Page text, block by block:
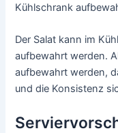
Kühlschrank
Der Salat kann im
aufbewahrt werden.
aufbewahrt werden,
und die Konsistenz